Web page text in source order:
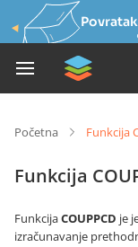
Početna Funkcija
Funkcija
FunkcijaCOUPPCD je
izračunavanje